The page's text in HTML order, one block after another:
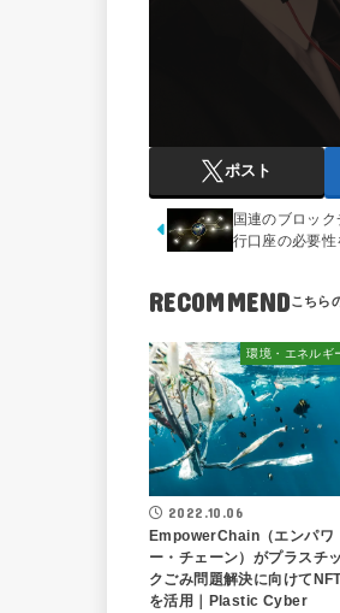
ポスト
国連のブロッ
行口座の必要性
RECOMMEND
環境・エネルギ
2022.10.06
EmpowerChain（エンパワ
ー・チェーン）がプラスチッ
クごみ問題解決に向けて
を活用｜Plastic Cyber